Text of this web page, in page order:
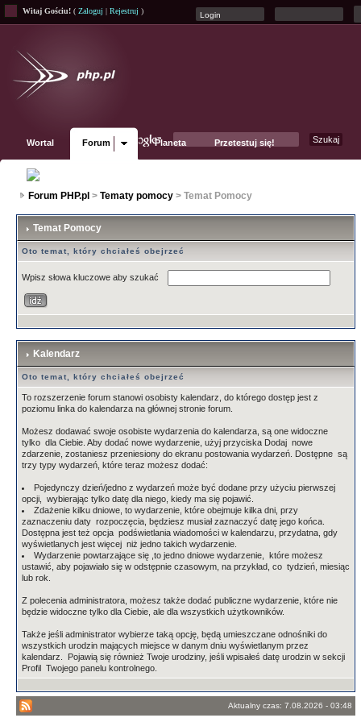
Witaj Gościu! ( Zaloguj | Rejestruj )
Wortal Forum Planeta Przetestuj się!
Forum PHP.pl > Tematy pomocy > Temat Pomocy
Temat Pomocy
Oto temat, który chciałeś obejrzeć
Wpisz słowa kluczowe aby szukać
Kalendarz
Oto temat, który chciałeś obejrzeć
To rozszerzenie forum stanowi osobisty kalendarz, do którego dostęp jest z
poziomu linka do kalendarza na głównej stronie forum.
Możesz dodawać swoje osobiste wydarzenia do kalendarza, są one widoczne
tylko dla Ciebie. Aby dodać nowe wydarzenie, użyj przyciska Dodaj nowe
zdarzenie, zostaniesz przeniesiony do ekranu postowania wydarzeń. Dostępne są
trzy typy wydarzeń, które teraz możesz dodać:
Pojedynczy dzień/jedno z wydarzeń może być dodane przy użyciu pierwszej
opcji, wybierając tylko datę dla niego, kiedy ma się pojawić.
Zdażenie kilku dniowe, to wydarzenie, które obejmuje kilka dni, przy
zaznaczeniu daty rozpoczęcia, będziesz musiał zaznaczyć datę jego końca.
Dostępna jest też opcja podświetlania wiadomości w kalendarzu, przydatna, gdy
wyświetlanych jest więcej niż jedno takich wydarzenie.
Wydarzenie powtarzające się ,to jedno dniowe wydarzenie, które możesz
ustawić, aby pojawiało się w odstępnie czasowym, na przykład, co tydzień, miesiąc
lub rok.
Z polecenia administratora, możesz także dodać publiczne wydarzenie, które nie
będzie widoczne tylko dla Ciebie, ale dla wszystkich użytkowników.
Także jeśli administrator wybierze taką opcję, będą umieszczane odnośniki do
wszystkich urodzin mających miejsce w danym dniu wyświetlanym przez
kalendarz. Pojawią się również Twoje urodziny, jeśli wpisałeś datę urodzin w sekcji
Profil Twojego panelu kontrolnego.
Aktualny czas: 7.08.2026 - 03:48